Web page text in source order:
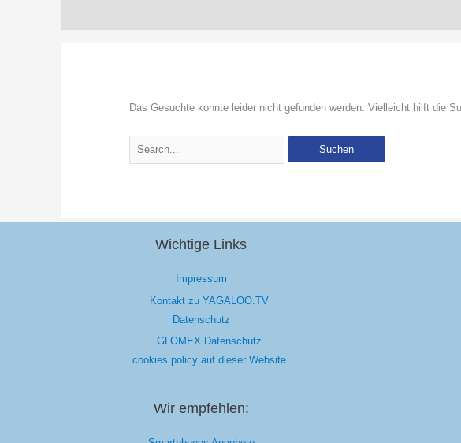
Das Gesuchte konnte leider nicht gefunden werden. Vielleicht hilft die
Suchen
nach:
Wichtige Links
Impressum
Kontakt zu YAGALOO.TV
Datenschutz
GLOMEX Datenschutz
cookies policy auf dieser Website
Wir empfehlen: